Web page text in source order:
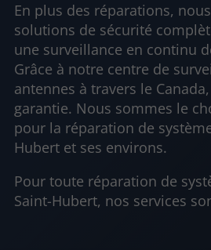
En plus des réparations,
solutions de sécurité
une surveillance en continu
Grâce à notre centre de
antennes à travers le
garantie. Nous sommes le
pour la réparation de
Hubert et ses environs.
Pour toute réparation de
Saint-Hubert, nos services